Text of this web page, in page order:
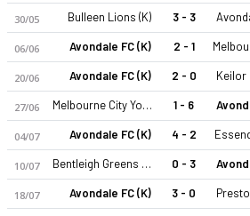
Avondale FC (K) 26-27 sezonu |
30/05 Bulleen Lions (K) 3 - 3
06/06 Avondale FC (K) 2 - 1
20/06 Avondale FC (K) 2 - 0 Keilor
27/06 Melbourne City Youth (K) 1 - 6
04/07 Avondale FC (K) 4 - 2
10/07 Bentleigh Greens SC (K) 0 - 3
18/07 Avondale FC (K) 3 - 0